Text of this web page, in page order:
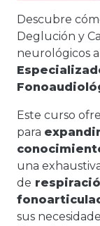
Descubre
Deglución y
neurológicos
Este curso
para
una
de
sus